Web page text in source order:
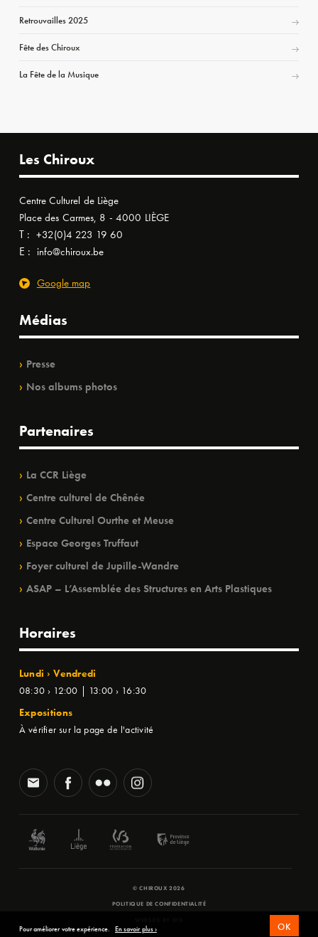
Retrouvailles 2025
Fête des Chiroux
La Fête de la Musique
Les Chiroux
Centre Culturel de Liège
Place des Carmes, 8 - 4000 LIÈGE
T : +32(0)4 223 19 60
E : info@chiroux.be
Google map
Médias
Presse
Nos albums photos
Partenaires
La CCR Liège
Centre culturel de Chênée
Centre Culturel Ourthe et Meuse
Espace Georges Truffaut
Foyer culturel de Jupille-Wandre
ASAP – L’Assemblée des Structures en Arts Plastiques
Horaires
Lundi › Vendredi
08:30 › 12:00 | 13:00 › 16:30
Expositions
À vérifier sur la page de l'activité
© CHIROUX 2026
POLITIQUE DE CONFIDENTIALITÉ
Pour améliorer votre expérience. En savoir plus › OK